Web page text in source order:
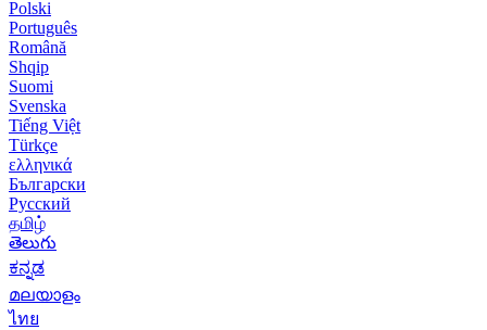
Polski
Português
Română
Shqip
Suomi
Svenska
Tiếng Việt
Türkçe
ελληνικά
Български
Русский
தமிழ்
తెలుగు
ಕನ್ನಡ
മലയാളം
ไทย